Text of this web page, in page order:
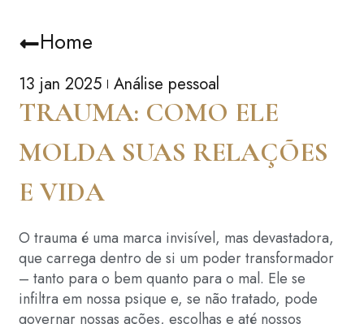
Home
13 jan 2025 Análise pessoal
TRAUMA: COMO ELE
MOLDA SUAS RELAÇÕES
E VIDA
O trauma é uma marca invisível, mas devastadora,
que carrega dentro de si um poder transformador
– tanto para o bem quanto para o mal. Ele se
infiltra em nossa psique e, se não tratado, pode
governar nossas ações, escolhas e até nossos